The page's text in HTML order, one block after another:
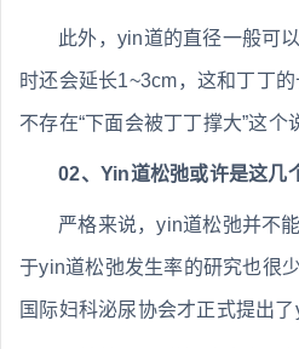
此外，yin道的直径一般可
时还会延长1~3cm，这和丁丁
不存在“下面会被丁丁撑大”这个
02、Yin道松弛或许是这几
严格来说，yin道松弛并不
于yin道松弛发生率的研究也很
国际妇科泌尿协会才正式提出了